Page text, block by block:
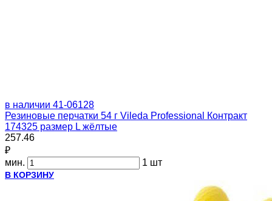
в наличии 41-06128
Резиновые перчатки 54 г Vileda Professional Контракт
174325 размер L жёлтые
257.46
₽
мин.
1 шт
В КОРЗИНУ